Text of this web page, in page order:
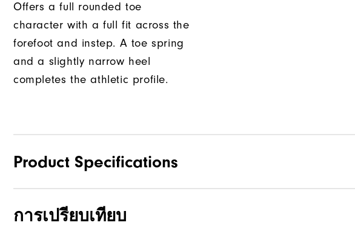
Offers a full rounded toe
character with a full fit across the
forefoot and instep. A toe spring
and a slightly narrow heel
completes the athletic profile.
Product Specifications
Traction
การเปรียบเทียบ